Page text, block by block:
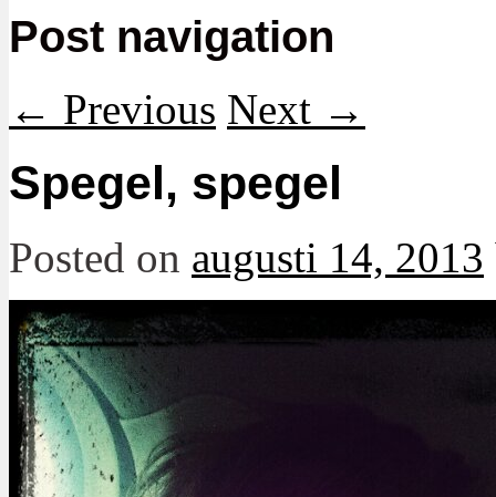
Post navigation
← Previous Next →
Spegel, spegel
Posted on augusti 14, 2013